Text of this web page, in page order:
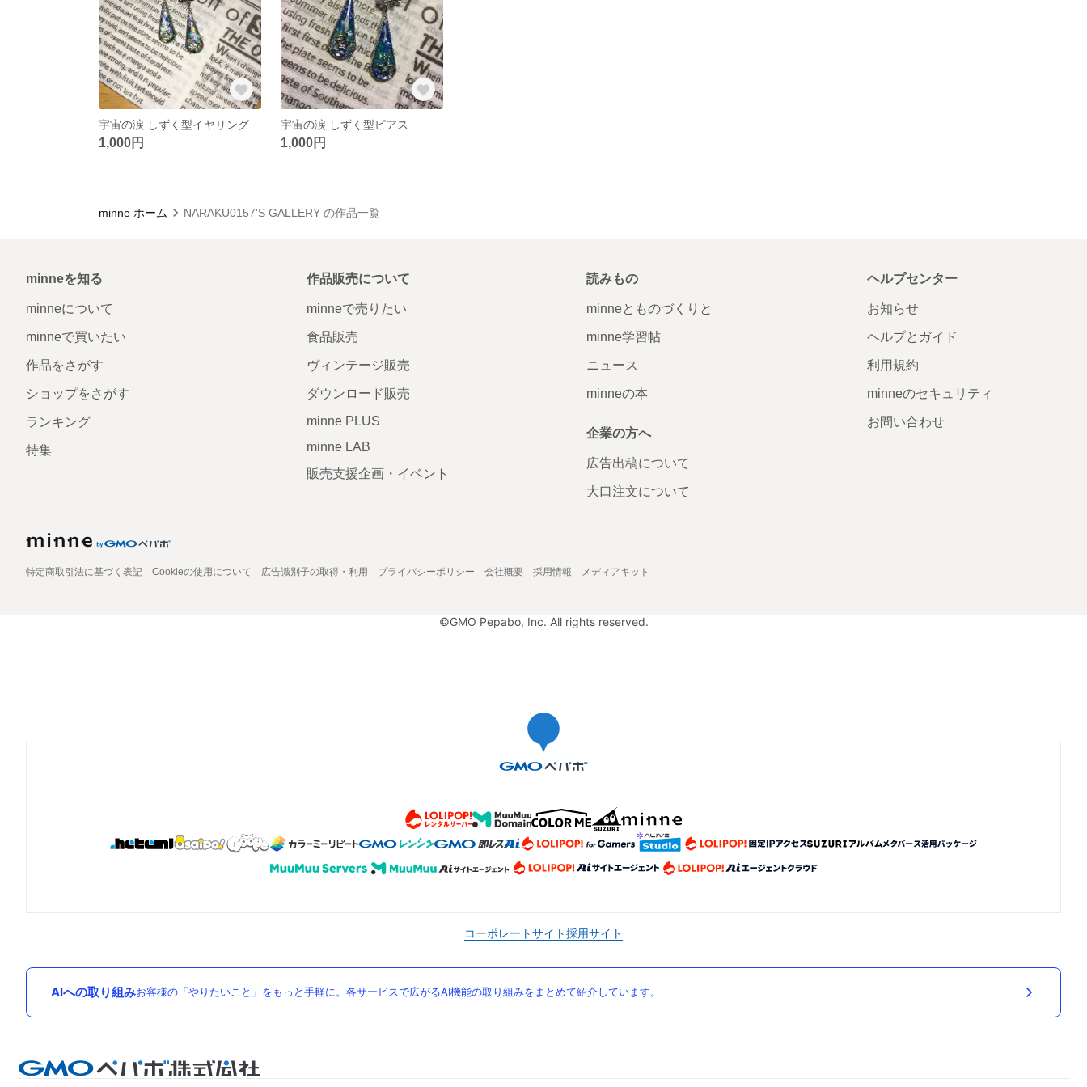
宇宙の涙 しずく型イヤリング
1,000円
宇宙の涙 しずく型ピアス
1,000円
minne ホーム NARAKU0157'S GALLERY の作品一覧
minneを知る
minneについて
minneで買いたい
作品をさがす
ショップをさがす
ランキング
特集
作品販売について
minneで売りたい
食品販売
ヴィンテージ販売
ダウンロード販売
minne PLUS
minne LAB
販売支援企画・イベント
読みもの
minneとものづくりと
minne学習帖
ニュース
minneの本
企業の方へ
広告出稿について
大口注文について
ヘルプセンター
お知らせ
ヘルプとガイド
利用規約
minneのセキュリティ
お問い合わせ
特定商取引法に基づく表記 Cookieの使用について 広告識別子の取得・利用 プライバシーポリシー 会社概要 採用情報 メディアキット
©GMO Pepabo, Inc. All rights reserved.
コーポレートサイト採用サイト
AIへの取り組みお客様の「やりたいこと」をもっと手軽に。各サービスで広がるAI機能の取り組みをまとめて紹介しています。